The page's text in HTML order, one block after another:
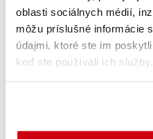
oblasti sociálnych médií,
môžu príslušné informácie
údajmi, ktoré ste im
keď ste používali ich služby.